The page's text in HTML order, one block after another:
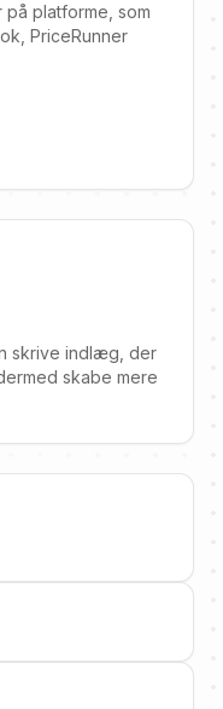
platforme, som
PriceRunner
skrive indlæg, der
skabe mere